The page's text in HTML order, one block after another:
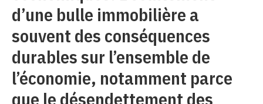
d’une bulle immobilière a
souvent des conséquences
durables sur l’ensemble de
l’économie, notamment parce
que le désendettement des